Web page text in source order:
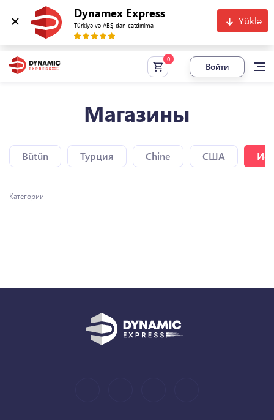
Dynamex Express
Türkiyə və ABŞ-dan çatdırılma Yüklə
Войти
Магазины
Bütün Турция Chine США
Категории